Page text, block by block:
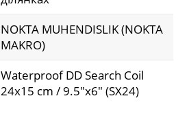
NOKTA MUHENDISLIK (NOKTA
MAKRO)
Waterproof DD Search Coil
24x15 cm / 9.5"x6" (SX24)